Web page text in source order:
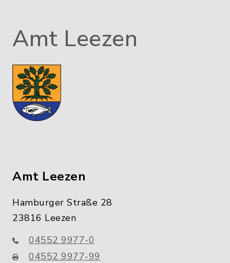
Amt Leezen
Amt Leezen
Hamburger Straße 28
23816 Leezen
04552 9977-0
04552 9977-99